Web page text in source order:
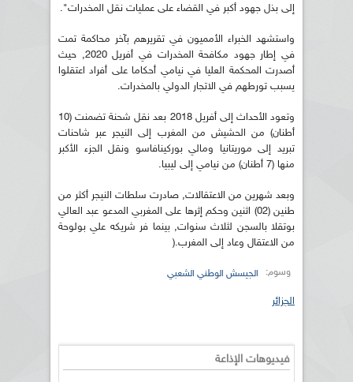
إلى بذل جهود أكبر في القضاء على عمليات نقل المخدرات".
واستشهد الخبراء الأمميون في تقريرهم بآخر محاكمة تمت
في إطار جهود مكافحة المخدرات في أفريل 2020, حيث
أصدرت المحكمة العليا في نيامي أحكاما على أفراد اعتقلوا
يسبب تورطهم في الاتجار الدولي بالمخدرات.
وتعود الأحداث إلى أفريل 2018 بعد نقل شحنة تضمنت (10
أطنان) من الحشيش من المغرب إلى النيجر عبر شاحنات
تبريد إلى موريتانيا ومالي بوركينافاسو ونقل الجزء الأكبر
منها (7 أطنان) من نيامي إلى ليبيا.
وبعد شهرين من الاعتقالات, صادرت سلطات النيجر أكثر من
طنين (02) اثنين وحكم إثرها على المغربي المدعو عبد العالي
بوتقلا بالسجن لثلاث سنوات, بينما فر شريكه علي بولوحة
من الاعتقال وعاد إلى المغرب.(
وسوم: الجيسش الوطني الشعبي
الجزائر
فيديوهات الإذاعة